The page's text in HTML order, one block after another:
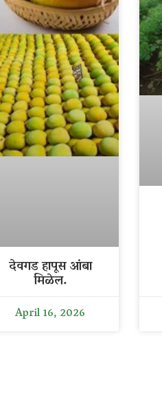
देवगड हापूस आंबा
मिळेल.
April 16, 2026